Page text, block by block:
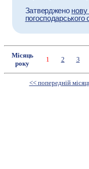
Затверджено нову
погосподарського
Місяць
року
1 2 3
<< попередній